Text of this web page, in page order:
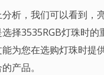
析，我们可以看到，
择3535RGB灯珠时的
为您在选购灯珠时提
产品。